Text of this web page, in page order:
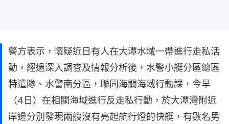
警方表示，懷疑近日有人在大潭水域一帶進行走私活
動，經過深入調查及情報分析後，水警小艇分區總區
特遣隊、水警南分區，聯同海關海域行動課，今早
（4日）在相關海域進行反走私行動，於大潭灣附近
岸邊分別發現兩艘沒有亮起航行燈的快艇，有數名男